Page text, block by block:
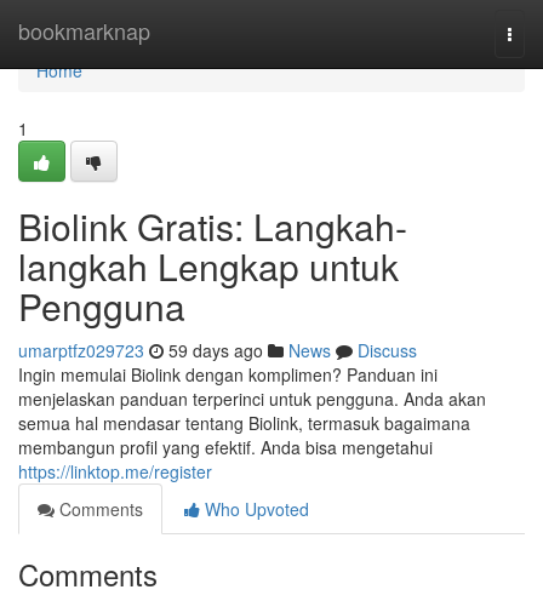
bookmarknap
Home
Home
1
Biolink Gratis: Langkah-
langkah Lengkap untuk
Pengguna
umarptfz029723 59 days ago News
Discuss
Ingin memulai Biolink dengan komplimen? Panduan ini
menjelaskan panduan terperinci untuk pengguna. Anda akan
semua hal mendasar tentang Biolink, termasuk bagaimana
membangun profil yang efektif. Anda bisa mengetahui
https://linktop.me/register
Comments
Who Upvoted
Comments